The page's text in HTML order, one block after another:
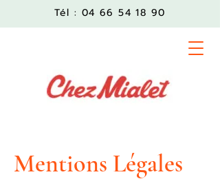
Tél : 04 66 54 18 90
Mentions Légales